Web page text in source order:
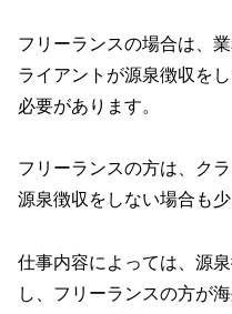
フリーランスの場合は、
ライアントが源泉徴収を
必要があります。
フリーランスの方は、ク
源泉徴収をしない場合も少
仕事内容によっては、源
し、フリーランスの方が